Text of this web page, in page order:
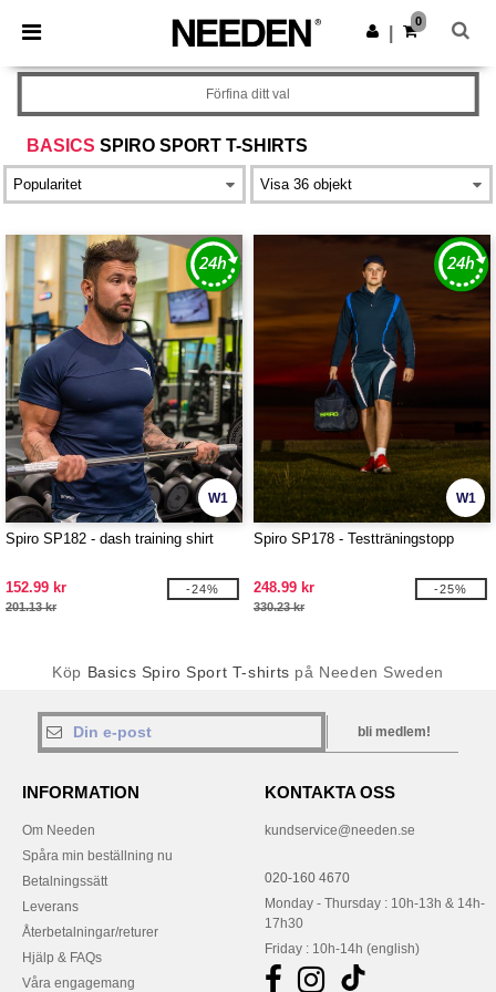
× Needen-app
Bättre priser i appen!
Hämta app
0
BASICS SPIRO SPORT T-SHIRTS
Förfina ditt val
W1
Spiro SP182 - dash training shirt
152.99 kr
201.13 kr
-24%
W1
Spiro SP178 - Testträningstopp
248.99 kr
330.23 kr
-25%
Köp Basics Spiro Sport T-shirts på Needen Sweden
bli medlem!
INFORMATION
Om Needen
Spåra min beställning nu
Betalningssätt
Leverans
Återbetalningar/returer
Hjälp & FAQs
Våra engagemang
KONTAKTA OSS
kundservice@needen.se
020-160 4670
Monday - Thursday : 10h-13h & 14h-
17h30
Friday : 10h-14h (english)